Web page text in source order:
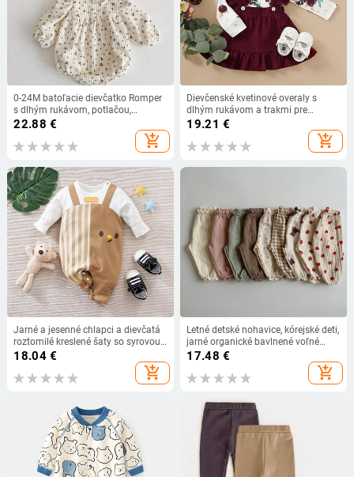
0-24M batoľacie dievčatko Romper
s dlhým rukávom, potlačou,
novorodenecké dievčatko, jesenné
jarné oblečenie pre dievčatká
22.88 €
add_shopping_cart
Dievčenské kvetinové overaly s
dlhým rukávom a trakmi pre
batoľatá a dievčatá, módne zimné
oblečenie s dlhým rukávom a
výstrihom do O-tvaru
19.21 €
add_shopping_cart
Jarné a jesenné chlapci a dievčatá
roztomilé kreslené šaty so syrovou
tyčinkou, bavlnené pohodlné detské
18.04€
add_shopping_cart
Letné detské nohavice, kórejské deti,
jarné organické bavlnené voľné
nohavice s tigrom a medveďom,
kvetinovou potlačou, chlapci a
dievčatá, lampiónové nohavice
17.48 €
add_shopping_cart